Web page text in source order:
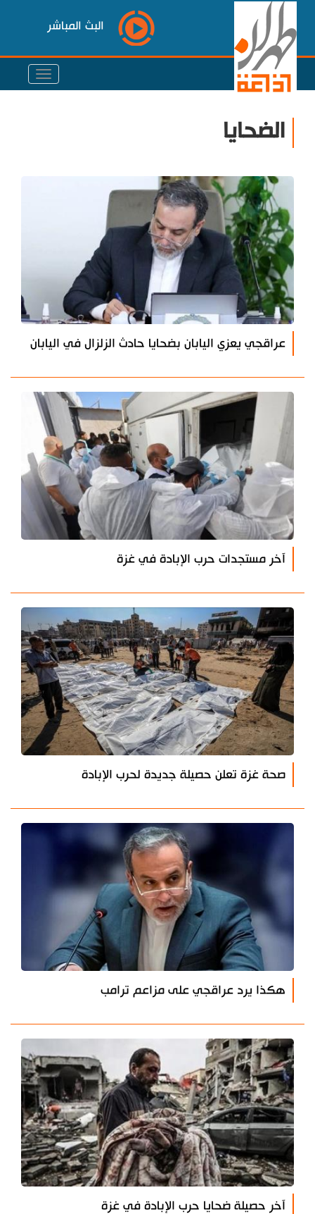
البث المباشر
الضحايا
عراقجي يعزي اليابان بضحايا حادث الزلزال في اليابان
آخر مستجدات حرب الإبادة في غزة
صحة غزة تعلن حصيلة جديدة لحرب الإبادة
هكذا يرد عراقجي على مزاعم ترامب
آخر حصيلة ضحايا حرب الإبادة في غزة